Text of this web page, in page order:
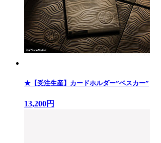
★【受注生産】カードホルダー”ベスカー”
13,200円